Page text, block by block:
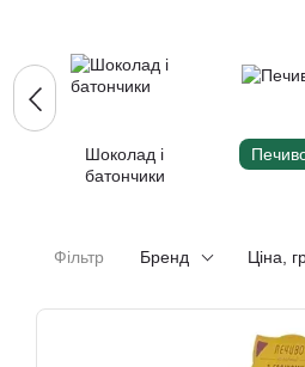
Шоколад і
батончики
Фільтр Бренд Ціна,